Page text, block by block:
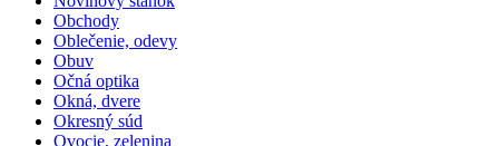
Obchody
Oblečenie, odevy
Obuv
Očná optika
Okná, dvere
Okresný súd
Ovocie, zelenina